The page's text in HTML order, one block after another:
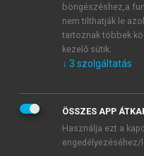
Általános vásárlási
mersz.huoldalak
tudomásul veszem és
böngészéshez,a
nem tilthatják le
tartoznak többek
kezelő sütik.
↓ 3 szolgáltatás
ÖSSZES APP
Használja ezt a